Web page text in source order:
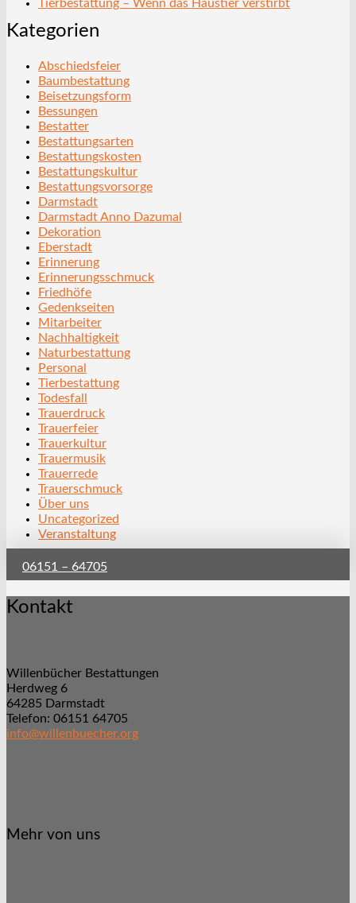
Tierbestattung – Wenn das Haustier verstirbt
Kategorien
Abschiedsfeier
Baumbestattung
Beisetzungsform
Bessungen
Bestatter
Bestattungsarten
Bestattungskosten
Bestattungskultur
Bestattungsvorsorge
Darmstadt
Darmstadt Anno Dazumal
Dekoration
Eberstadt
Erinnerung
Erinnerungsschmuck
Friedhöfe
Gedenkseiten
Mitarbeiter
Nachhaltigkeit
Naturbestattung
Personal
Tierbestattung
Todesfall
Trauerdruck
Trauerfeier
Trauerkultur
Trauermusik
Trauerrede
Trauerschmuck
Über uns
Uncategorized
Veranstaltung
06151 – 64705
Kontakt
Willenbücher Bestattungen
Herdweg 6
64285 Darmstadt
Telefon: 06151 64705
info@willenbuecher.org
Mehr von uns